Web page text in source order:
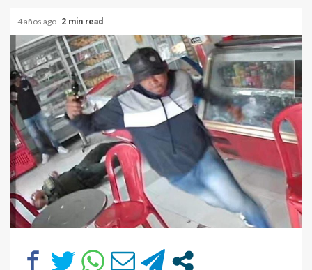
4 años ago 2 min read